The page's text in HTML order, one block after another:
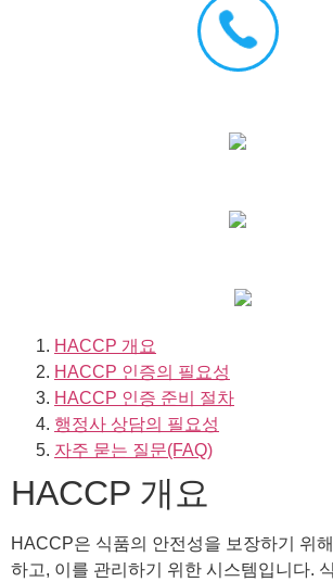
HACCP 개요
HACCP 인증의 필요성
HACCP 인증 준비 절차
행정사 상담의 필요성
자주 묻는 질문(FAQ)
HACCP 개요
HACCP은 식품의 안전성을 보장하기 위
하고, 이를 관리하기 위한 시스템입니다.